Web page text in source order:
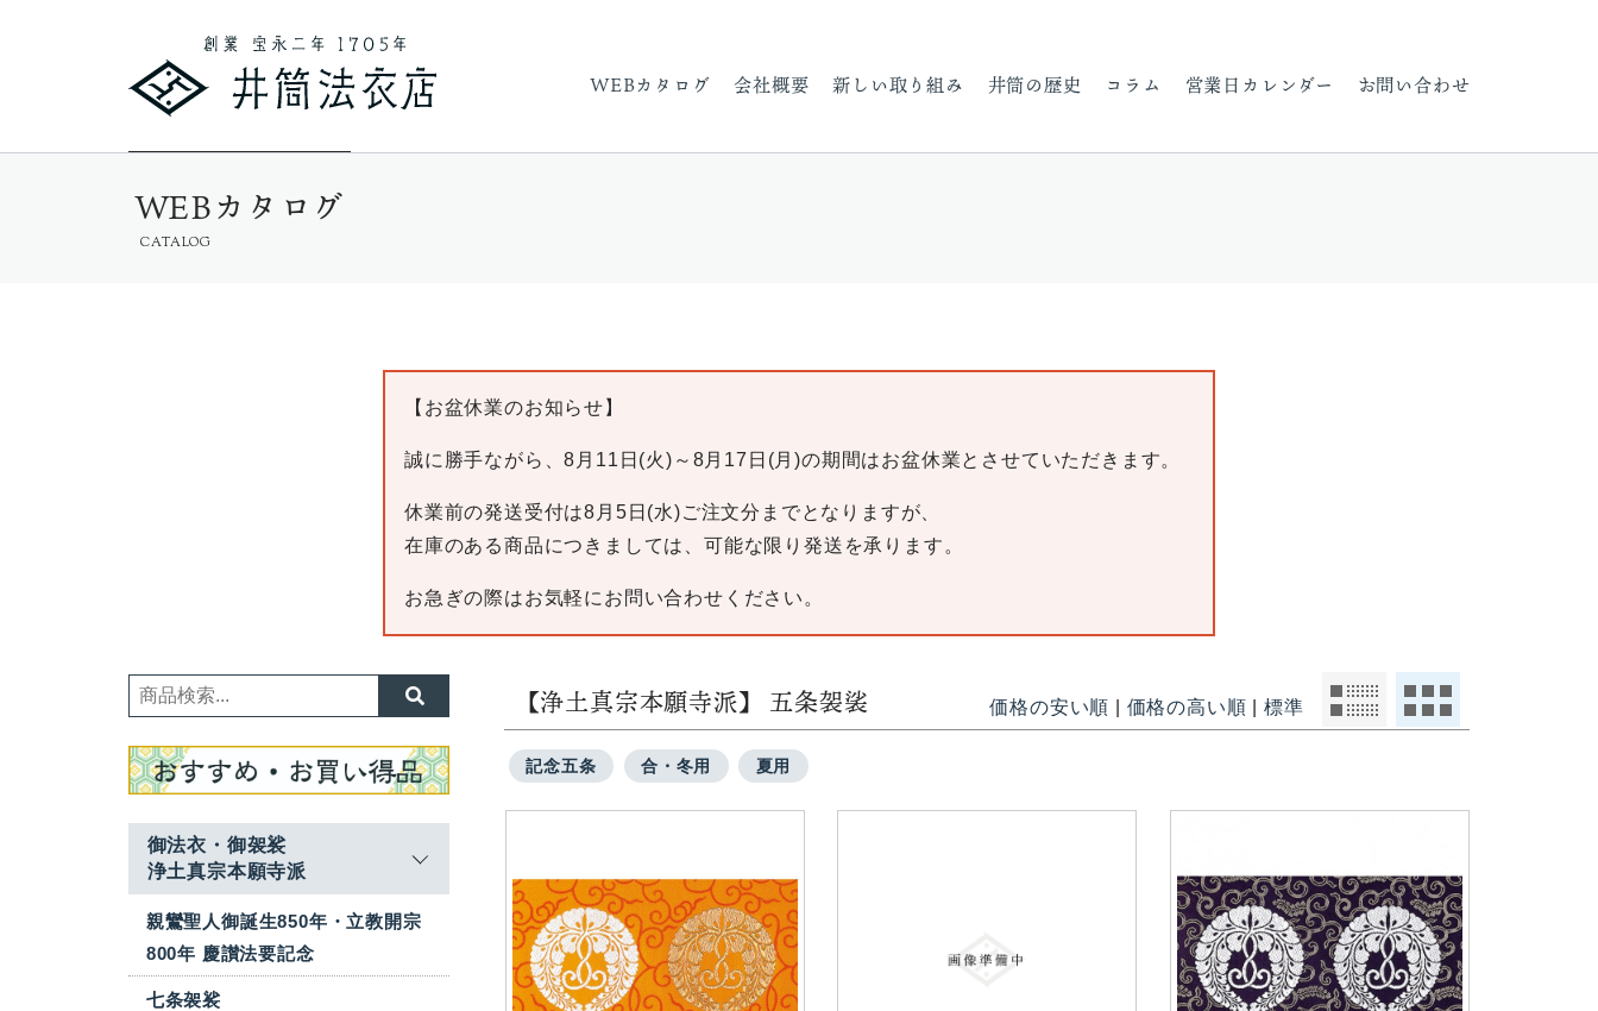
WEBカタログ 会社概要 新しい取り組み 井筒の歴史 コラム 営業日カレンダー お問い合わせ
WEBカタログ
CATALOG
【お盆休業のお知らせ】
誠に勝手ながら、8月11日(火)～8月17日(月)の期間はお盆休業とさせていただきます。
休業前の発送受付は8月5日(水)ご注文分までとなりますが、
在庫のある商品につきましては、可能な限り発送を承ります。
お急ぎの際はお気軽にお問い合わせください。
【浄土真宗本願寺派】 五条袈裟 価格の安い順 価格の高い順 標準
記念五条 合・冬用 夏用
御法衣・御袈裟
浄土真宗本願寺派
親鸞聖人御誕生850年・立教開宗
800年 慶讃法要記念
七条袈裟